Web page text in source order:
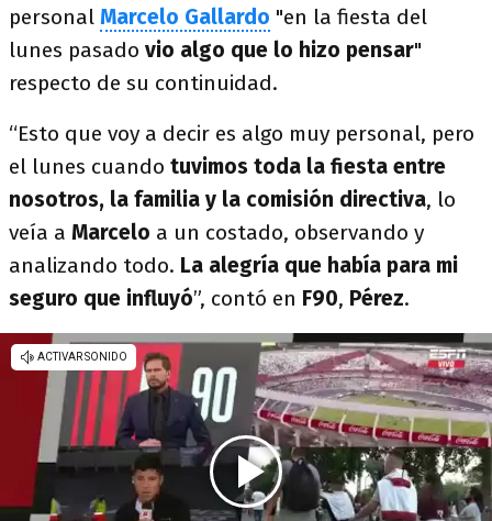
personal Marcelo Gallardo "en la fiesta del
lunes pasado vio algo que lo hizo pensar"
respecto de su continuidad.
“Esto que voy a decir es algo muy personal, pero
el lunes cuando tuvimos toda la fiesta entre
nosotros, la familia y la comisión directiva, lo
veía a Marcelo a un costado, observando y
analizando todo. La alegría que había para mi
seguro que influyó”, contó en F90, Pérez.